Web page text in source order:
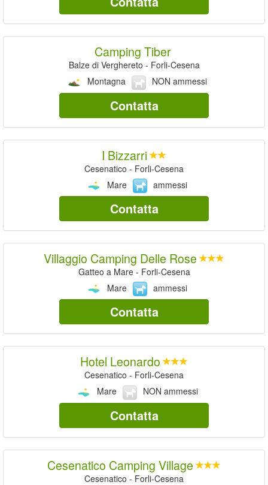
Camping Tiber
Balze di Verghereto - Forli-Cesena
Montagna
NON ammessi
Contatta
I Bizzarri
Cesenatico - Forli-Cesena
Mare
ammessi
Contatta
Villaggio Camping Delle Rose
Gatteo a Mare - Forli-Cesena
Mare
ammessi
Contatta
Hotel Leonardo
Cesenatico - Forli-Cesena
Mare
NON ammessi
Contatta
Cesenatico Camping Village
Cesenatico - Forli-Cesena